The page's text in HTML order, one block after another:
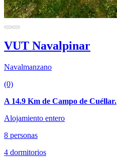
VUT Navalpinar
Navalmanzano
(0)
A 14.9 Km de Campo de Cuéllar.
Alojamiento entero
8 personas
4 dormitorios